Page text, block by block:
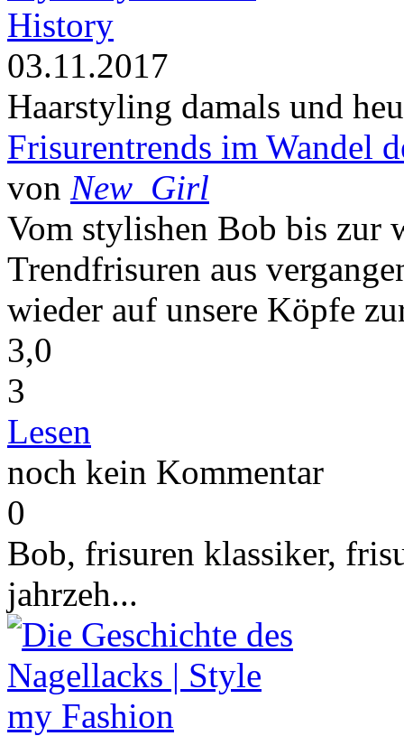
History
03.11.2017
Haarstyling damals und
Frisurentrends im Wandel
von New_Girl
Vom stylishen Bob bis zur
Trendfrisuren aus
wieder auf unsere Köpfe
3,0
3
Lesen
noch kein Kommentar
0
Bob, frisuren klassiker,
jahrzeh...